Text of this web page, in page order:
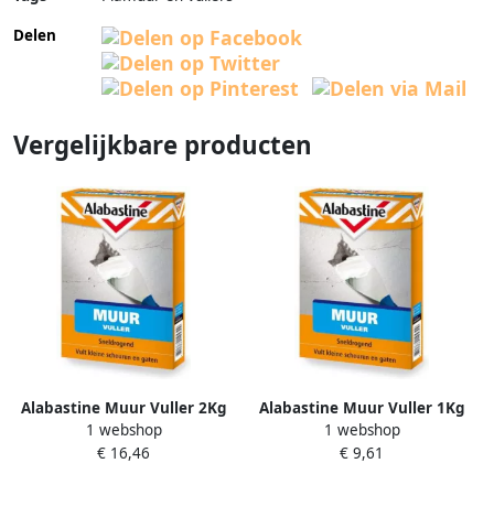
Delen
Vergelijkbare producten
Alabastine Muur Vuller 2Kg
5095963
1 webshop
€ 16,46
Alabastine Muur Vuller 1Kg
5095962
1 webshop
€ 9,61